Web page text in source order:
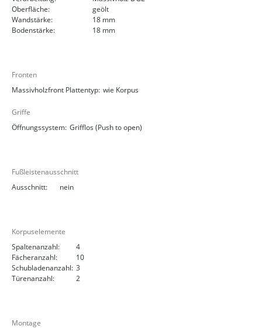
Oberfläche:
geölt
Wandstärke:
18 mm
Bodenstärke:
18 mm
Fronten
Massivholzfront Plattentyp: wie Korpus
Griffe
Öffnungssystem: Grifflos (Push to open)
Fußleistenausschnitt
Ausschnitt:
nein
Korpuselemente
Spaltenanzahl:
4
Fächeranzahl:
10
Schubladenanzahl: 3
Türenanzahl:
2
Montage